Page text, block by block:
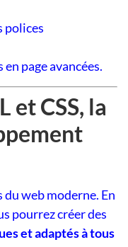
polices
en page avancées.
et CSS, la
web moderne. En
pourrez créer des
et adaptés à tous